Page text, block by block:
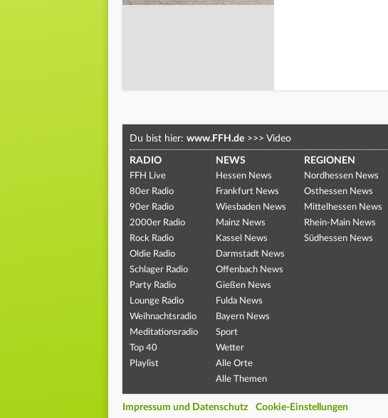
Du bist hier: www.FFH.de >>> Video
RADIO
FFH Live
80er Radio
90er Radio
2000er Radio
Rock Radio
Oldie Radio
Schlager Radio
Party Radio
Lounge Radio
Weihnachtsradio
Meditationsradio
Top 40
Playlist
NEWS
Hessen News
Frankfurt News
Wiesbaden News
Mainz News
Kassel News
Darmstadt News
Offenbach News
Gießen News
Fulda News
Bayern News
Sport
Wetter
Alle Orte
Alle Themen
REGIONEN
Nordhessen News
Osthessen News
Mittelhessen News
Rhein-Main News
Südhessen News
Impressum und Datenschutz Cookie-Einstellungen